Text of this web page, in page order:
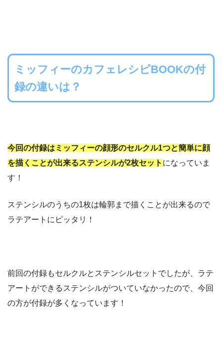
ミッフィーのカフェレシピBOOKの付
録の違いは？
今回の付録はミッフィーの顔形のセルクル1つと簡単に顔
を描くことが出来るステンシルが2枚セット になっていま
す！
ステンシルのうちの1枚は輪郭まで描くことが出来るので
ラテアートにピッタリ！
前回の付録もセルクルとステンシルセットでしたが、ラテ
アートができるステンシルがついていなかったので、今回
の方が付録が多くなっています！